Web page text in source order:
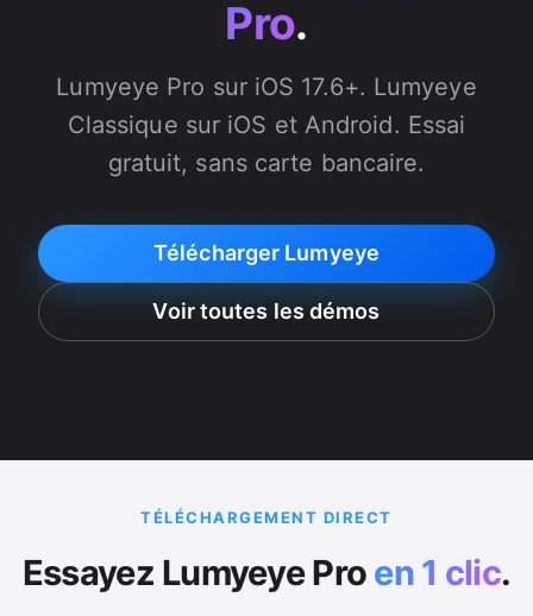
Pro.
Lumyeye Pro sur iOS 17.6+. Lumyeye
Classique sur iOS et Android. Essai
gratuit, sans carte bancaire.
Télécharger Lumyeye
Voir toutes les démos
TÉLÉCHARGEMENT DIRECT
Essayez Lumyeye Pro en 1 clic.